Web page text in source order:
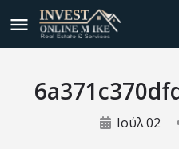
Ιούλ02